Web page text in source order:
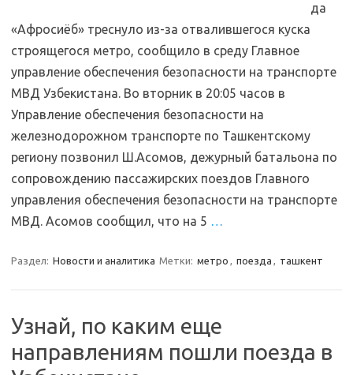
да
«Афросиёб» треснуло из-за отвалившегося куска
строящегося метро, сообщило в среду Главное
управление обеспечения безопасности на транспорте
МВД Узбекистана. Во вторник в 20:05 часов в
Управление обеспечения безопасности на
железнодорожном транспорте по Ташкентскому
региону позвонил Ш.Асомов, дежурный батальона по
сопровождению пассажирских поездов Главного
управления обеспечения безопасности на транспорте
МВД. Асомов сообщил, что на 5 …
Раздел: Новости и аналитика Метки: метро , поезда , ташкент
Узнай, по каким еще
направлениям пошли поезда в